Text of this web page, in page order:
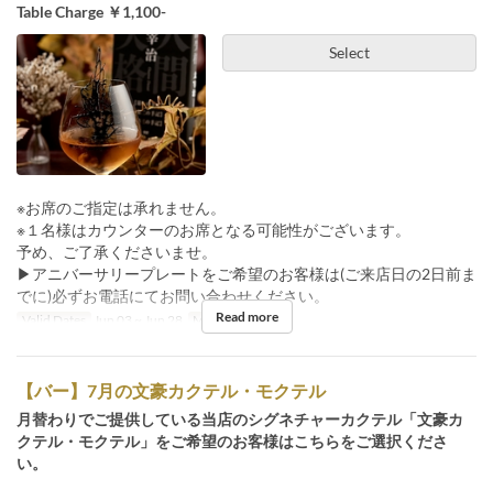
Table Charge ￥1,100-
Select
※お席のご指定は承れません。
※１名様はカウンターのお席となる可能性がございます。
予め、ご了承くださいませ。
▶︎アニバーサリープレートをご希望のお客様は(ご来店日の2日前ま
でに)必ずお電話にてお問い合わせください。
Valid Dates Jun 03 ~ Jun 28 Meals Night
Read more
【バー】7月の文豪カクテル・モクテル
月替わりでご提供している当店のシグネチャーカクテル「文豪カ
クテル・モクテル」をご希望のお客様はこちらをご選択くださ
い。